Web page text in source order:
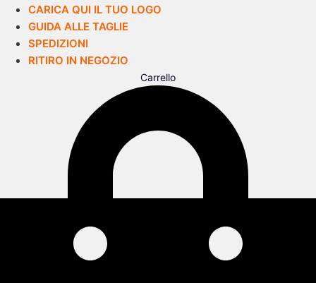
CARICA QUI IL TUO LOGO
GUIDA ALLE TAGLIE
SPEDIZIONI
RITIRO IN NEGOZIO
Carrello